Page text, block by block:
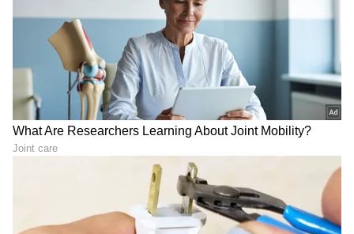
ಆ್ಯಪಲ್ ಐಫೋನ್ 12 (64GB)
ಆ್ಯಪಲ್ ಐಫೋನ್ 12 (64GB) ಫೋನ್ ಮೇಲೆ 16,910
ರೂಪಾಯಿ ಕಡಿತಗೊಳಿಸಲಾಗಿದೆ. ಇದೀಗ 48,990 ರೂಪಾಯಿ